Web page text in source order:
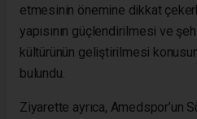
etmesinin önemine dikkat
yapısının güçlendirilmesi ve
kültürünün geliştirilmesi
bulundu.
Ziyarette ayrıca, Amedspor’un